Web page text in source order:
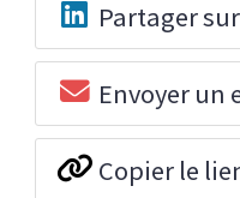
Partager
Envoyer un
Copier le